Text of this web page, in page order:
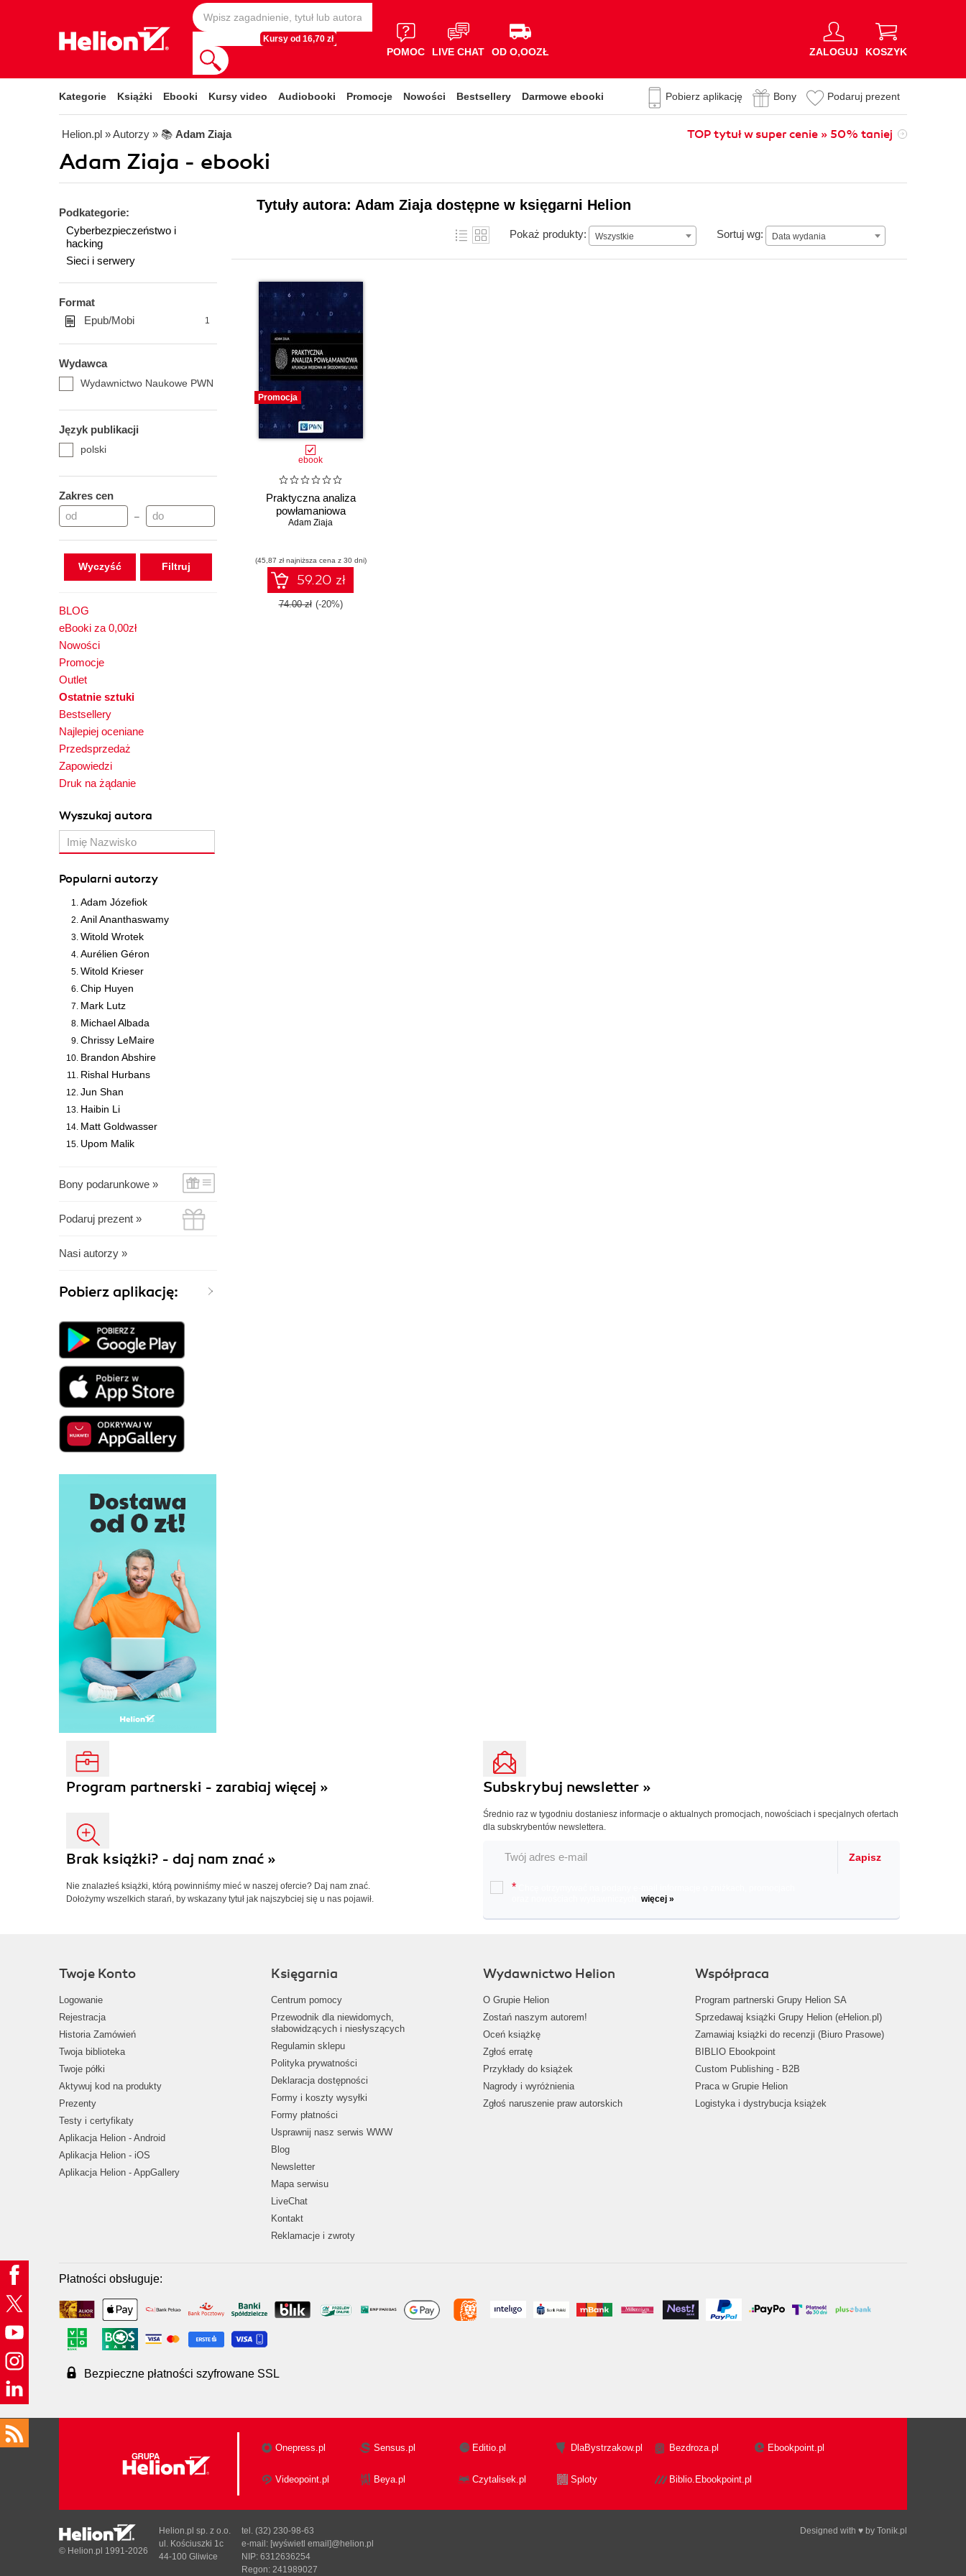
Kursy od 16,70 zł
POMOC LIVE CHAT OD O,OOZŁ ZALOGUJ KOSZYK
Kategorie Książki Ebooki Kursy video Audiobooki Promocje Nowości Bestsellery Darmowe ebooki Pobierz aplikację Bony Podaruj prezent
Helion.pl » Autorzy » 📚 Adam Ziaja TOP tytuł w super cenie » 50% taniej
Adam Ziaja - ebooki
Podkategorie:
Cyberbezpieczeństwo i
hacking
Sieci i serwery
Format
Epub/Mobi
1
Wydawca
Wydawnictwo Naukowe PWN
Język publikacji
polski
Zakres cen
–
Wyczyść
BLOG
eBooki za 0,00zł
Nowości
Promocje
Outlet
Ostatnie sztuki
Bestsellery
Najlepiej oceniane
Przedsprzedaż
Zapowiedzi
Druk na żądanie
Wyszukaj autora
Popularni autorzy
Adam Józefiok
Anil Ananthaswamy
Witold Wrotek
Aurélien Géron
Witold Krieser
Chip Huyen
Mark Lutz
Michael Albada
Chrissy LeMaire
Brandon Abshire
Rishal Hurbans
Jun Shan
Haibin Li
Matt Goldwasser
Upom Malik
Bony podarunkowe »
Podaruj prezent »
Nasi autorzy »
Pobierz aplikację:
Tytuły autora: Adam Ziaja dostępne w księgarni Helion
Pokaż produkty: Wszystkie Sortuj wg: Data wydania
Data wydania
Promocja
ebook
Praktyczna analiza
powłamaniowa
Adam Ziaja
(45,87 zł najniższa cena z 30 dni)
59.20 zł
74.00 zł (-20%)
Program partnerski - zarabiaj więcej »
Brak książki? - daj nam znać »
Nie znalazłeś książki, którą powinniśmy mieć w naszej ofercie? Daj nam znać.
Dołożymy wszelkich starań, by wskazany tytuł jak najszybciej się u nas pojawił.
Subskrybuj newsletter »
Średnio raz w tygodniu dostaniesz informacje o aktualnych promocjach, nowościach i specjalnych ofertach
dla subskrybentów newslettera.
Zapisz
*
więcej »
Twoje Konto
Logowanie
Rejestracja
Historia Zamówień
Twoja biblioteka
Twoje półki
Aktywuj kod na produkty
Prezenty
Testy i certyfikaty
Aplikacja Helion - Android
Aplikacja Helion - iOS
Aplikacja Helion - AppGallery
Księgarnia
Centrum pomocy
Przewodnik dla niewidomych,
słabowidzących i niesłyszących
Regulamin sklepu
Polityka prywatności
Deklaracja dostępności
Formy i koszty wysyłki
Formy płatności
Usprawnij nasz serwis WWW
Blog
Newsletter
Mapa serwisu
LiveChat
Kontakt
Reklamacje i zwroty
Wydawnictwo Helion
O Grupie Helion
Zostań naszym autorem!
Oceń książkę
Zgłoś erratę
Przykłady do książek
Nagrody i wyróżnienia
Zgłoś naruszenie praw autorskich
Współpraca
Program partnerski Grupy Helion SA
Sprzedawaj książki Grupy Helion (eHelion.pl)
Zamawiaj książki do recenzji (Biuro Prasowe)
BIBLIO Ebookpoint
Custom Publishing - B2B
Praca w Grupie Helion
Logistyka i dystrybucja książek
Płatności obsługuje:
Bezpieczne płatności szyfrowane SSL
Onepress.pl Sensus.pl Editio.pl DlaBystrzakow.pl Bezdroza.pl Ebookpoint.pl
Videopoint.pl Beya.pl Czytalisek.pl Sploty Biblio.Ebookpoint.pl
Designed with ♥ by Tonik.pl
© Helion.pl 1991-2026
Helion.pl sp. z o.o.
ul. Kościuszki 1c
44-100 Gliwice
tel. (32) 230-98-63
e-mail: [wyświetl email]@helion.pl
NIP: 6312636254
Regon: 241989027